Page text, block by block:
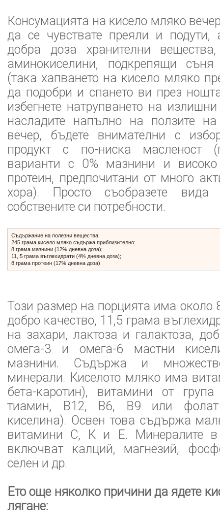
Консумацията на кисело мляко
да се чувствате преяли и
добра доза хранителни
аминокиселини, подкрепящи
(така хапването на кисело мляко
да подобри и спането ви през
избегнете натрупването на
насладите напълно на ползите
вечер, бъдете внимателни с
продукт с по-ниска масленост
варианти с 0% мазнини и
протеин, предпочитани от много
хора). Просто съобразете вида
собствените си потребности.
Съдържание на полезни вещества:
245 грама кисело мляко съдържа приблизително:
8 грама мазнини (12% дневна доза);
11, 5 грама въглехидрати (4% дневна доза);
8 грама протеин (17% дневна доза)
Този размер на порцията има около
добро качество, 11,5 грама
на захари, лактоза и галактоза,
омега-3 и омега-6 мастни
мазнини. Съдържа и
минерали. Киселото мляко има
бета-каротин), витамини от
тиамин, В12, В6, В9 или фолат
киселина). Освен това съдържа
витамини С, К и Е. Минералите в
включват калций, магнезий,
селен и др.
Ето още няколко причини да ядете
лягане: